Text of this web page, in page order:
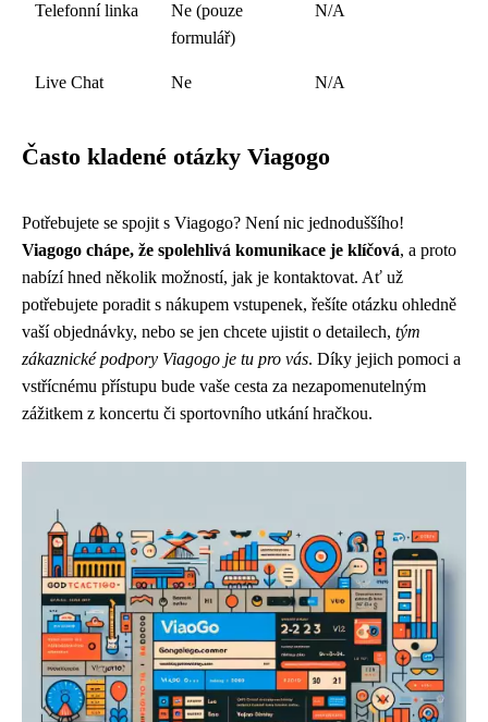
Telefonní linka
Ne (pouze
formulář)
N/A
Live Chat Ne N/A
Často kladené otázky Viagogo
Potřebujete se spojit s Viagogo? Není nic jednoduššího!
Viagogo chápe, že spolehlivá komunikace je klíčová, a proto
nabízí hned několik možností, jak je kontaktovat. Ať už
potřebujete poradit s nákupem vstupenek, řešíte otázku ohledně
vaší objednávky, nebo se jen chcete ujistit o detailech, tým
zákaznické podpory Viagogo je tu pro vás. Díky jejich pomoci a
vstřícnému přístupu bude vaše cesta za nezapomenutelným
zážitkem z koncertu či sportovního utkání hračkou.